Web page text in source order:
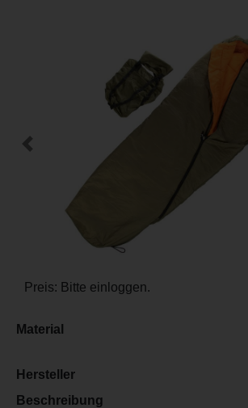
-Previous
Preis: Bitte einloggen.
Material
Hersteller
Beschreibung